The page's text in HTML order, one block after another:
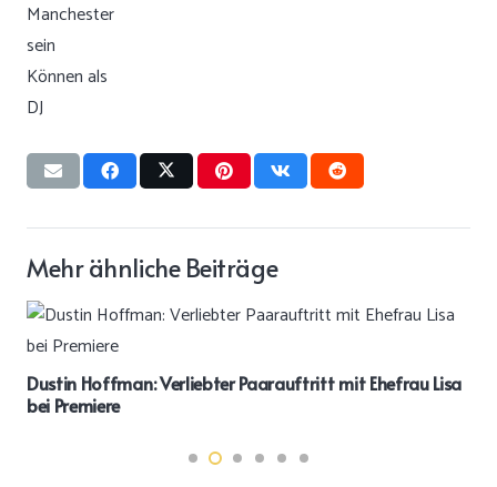
Mehr ähnliche Beiträge
Dustin Hoffman: Verliebter Paarauftritt mit Ehefrau Lisa
bei Premiere